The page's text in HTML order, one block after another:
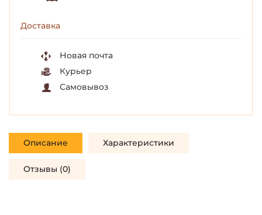
Доставка
Новая почта
Курьер
Самовывоз
Описание Характеристики
Отзывы (0)